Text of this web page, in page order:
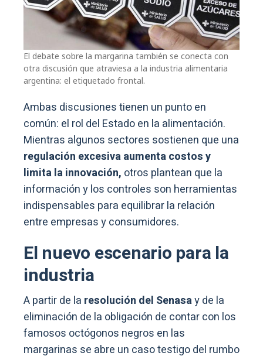
El debate sobre la margarina también se conecta con
otra discusión que atraviesa a la industria alimentaria
argentina: el etiquetado frontal.
Ambas discusiones tienen un punto en
común: el rol del Estado en la alimentación.
Mientras algunos sectores sostienen que una
regulación excesiva aumenta costos y
limita la innovación, otros plantean que la
información y los controles son herramientas
indispensables para equilibrar la relación
entre empresas y consumidores.
El nuevo escenario para la
industria
A partir de la resolución del Senasay de la
eliminación de la obligación de contar con los
famosos octógonos negros en las
margarinas se abre un caso testigo del rumbo